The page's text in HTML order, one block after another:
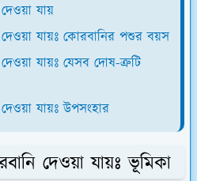
যায়
যায়ঃ কোরবানির পশুর বয়স
যায়ঃ যেসব দোষ-ত্রুটি
যায়ঃ উপসংহার
দেওয়া যায়ঃ ভূমিকা